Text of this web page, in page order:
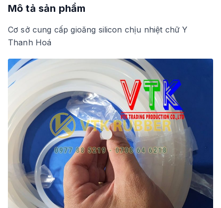
Mô tả sản phẩm
Cơ sở cung cấp gioăng silicon chịu nhiệt chữ Y
Thanh Hoá